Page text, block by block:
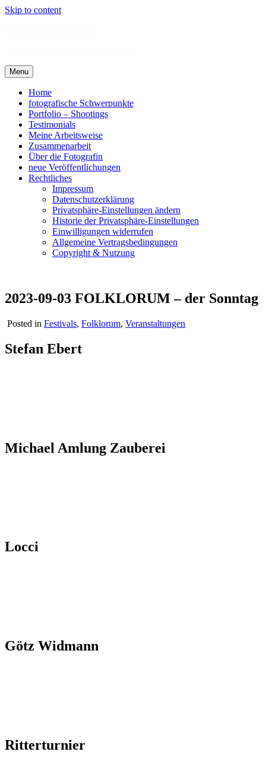
Skip to content
Menu
Home
fotografische Schwerpunkte
Portfolio – Shootings
Testimonials
Meine Arbeitsweise
Zusammenarbeit
Über die Fotografin
neue Veröffentlichungen
Rechtliches
Impressum
Datenschutzerklärung
Privatsphäre-Einstellungen ändern
Historie der Privatsphäre-Einstellungen
Einwilligungen widerrufen
Allgemeine Vertragsbedingungen
Copyright & Nutzung
2023-09-03 FOLKLORUM – der Sonntag
Posted in Festivals, Folklorum, Veranstaltungen
Stefan Ebert
Michael Amlung Zauberei
Locci
Götz Widmann
Ritterturnier